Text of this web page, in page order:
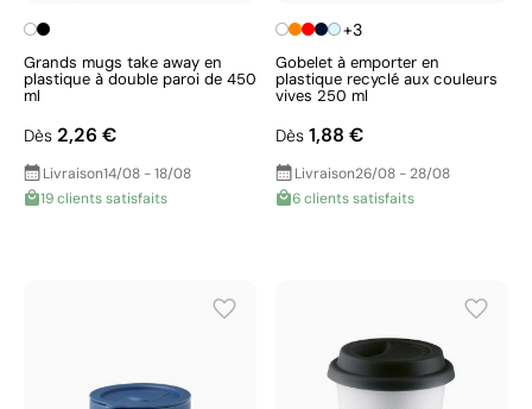
Grands mugs take away en
plastique à double paroi de 450
ml
Dès 2,26 €
Livraison14/08 - 18/08
19 clients satisfaits
+3
Gobelet à emporter en
plastique recyclé aux couleurs
vives 250 ml
Dès 1,88 €
Livraison26/08 - 28/08
6 clients satisfaits